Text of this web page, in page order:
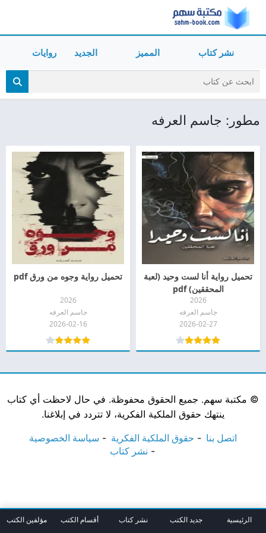
نشر كتاب المميز الجديد روايات
مطور: جاسم العرفه
تحميل رواية أنا لست وحيد (لعبة
المحققين) pdf
2026
جاسم العرفه
2026-02-27
تحميل رواية وجوه من ورق pdf
2026
جاسم العرفه
2026-02-16
© مكتبة سهم. جميع الحقوق محفوظة. في حال لاحظت أي كتاب
ينتهك حقوق الملكية الفكرية، لا تتردد في إبلاغنا.
اتصل بنا حقوق الملكية الفكرية
سياسة الخصوصية
نشر كتاب
الرئيسية جديد الكتب نشر كتاب أقسام الكتب مؤلفين الكتب